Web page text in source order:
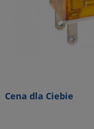
Cena dla Ciebie